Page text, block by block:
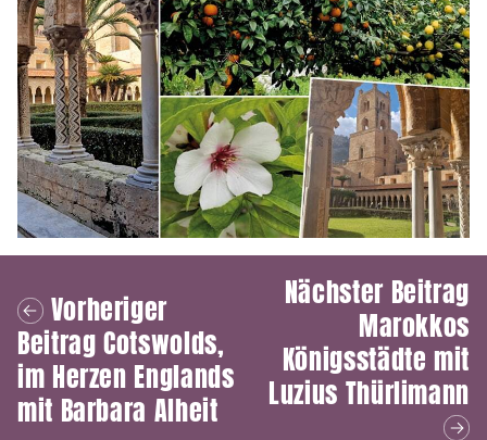
Vorheriger
BeitragCotswolds,
im Herzen Englands
mit Barbara Alheit
Nächster Beitrag
Marokkos
Königsstädte mit
Luzius Thürlimann